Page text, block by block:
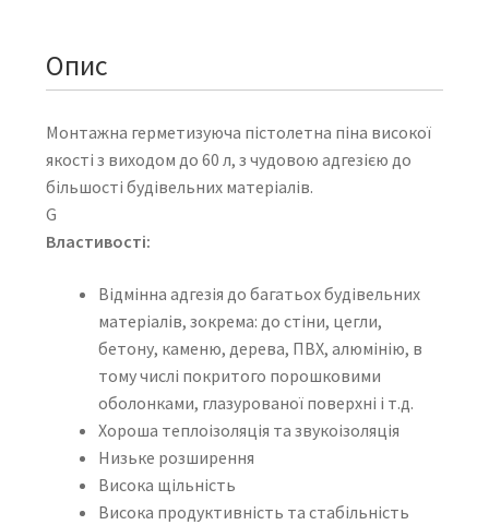
Опис
Монтажна герметизуюча пістолетна піна високої
якості з виходом до 60 л, з чудовою адгезією до
більшості будівельних матеріалів.
G
Властивості:
Відмінна адгезія до багатьох будівельних
матеріалів, зокрема: до стіни, цегли,
бетону, каменю, дерева, ПВХ, алюмінію, в
тому числі покритого порошковими
оболонками, глазурованої поверхні і т.д.
Хороша теплоізоляція та звукоізоляція
Низьке розширення
Висока щільність
Висока продуктивність та стабільність